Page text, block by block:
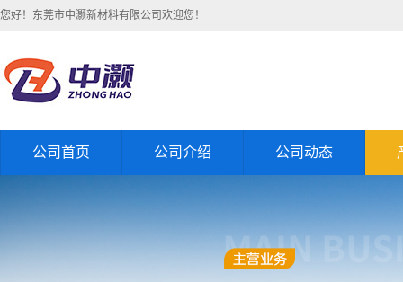
您好！东莞市中灏新材料有限公司欢迎您！
公司首页 公司介绍 公司动态